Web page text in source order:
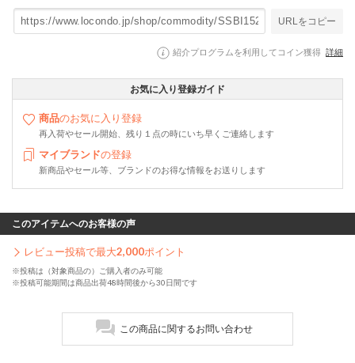
URLをコピー
紹介プログラムを利用してコイン獲得 詳細
お気に入り登録ガイド
商品のお気に入り登録
再入荷やセール開始、残り１点の時にいち早くご連絡します
マイブランドの登録
新商品やセール等、ブランドのお得な情報をお送りします
このアイテムへのお客様の声
レビュー投稿で最大2,000ポイント
※投稿は（対象商品の）ご購入者のみ可能
※投稿可能期間は商品出荷48時間後から30日間です
この商品に関するお問い合わせ